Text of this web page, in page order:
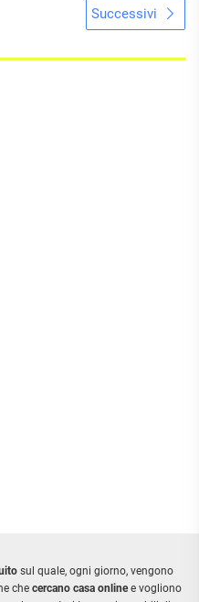
Successivi
sul quale, ogni giorno, vengono
che cercano casa onlinee vogliono